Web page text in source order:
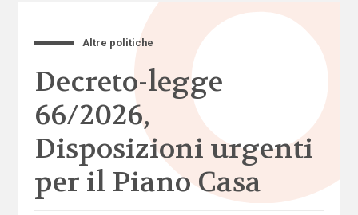
Altre politiche
Decreto-legge
66/2026,
Disposizioni urgenti
per il Piano Casa